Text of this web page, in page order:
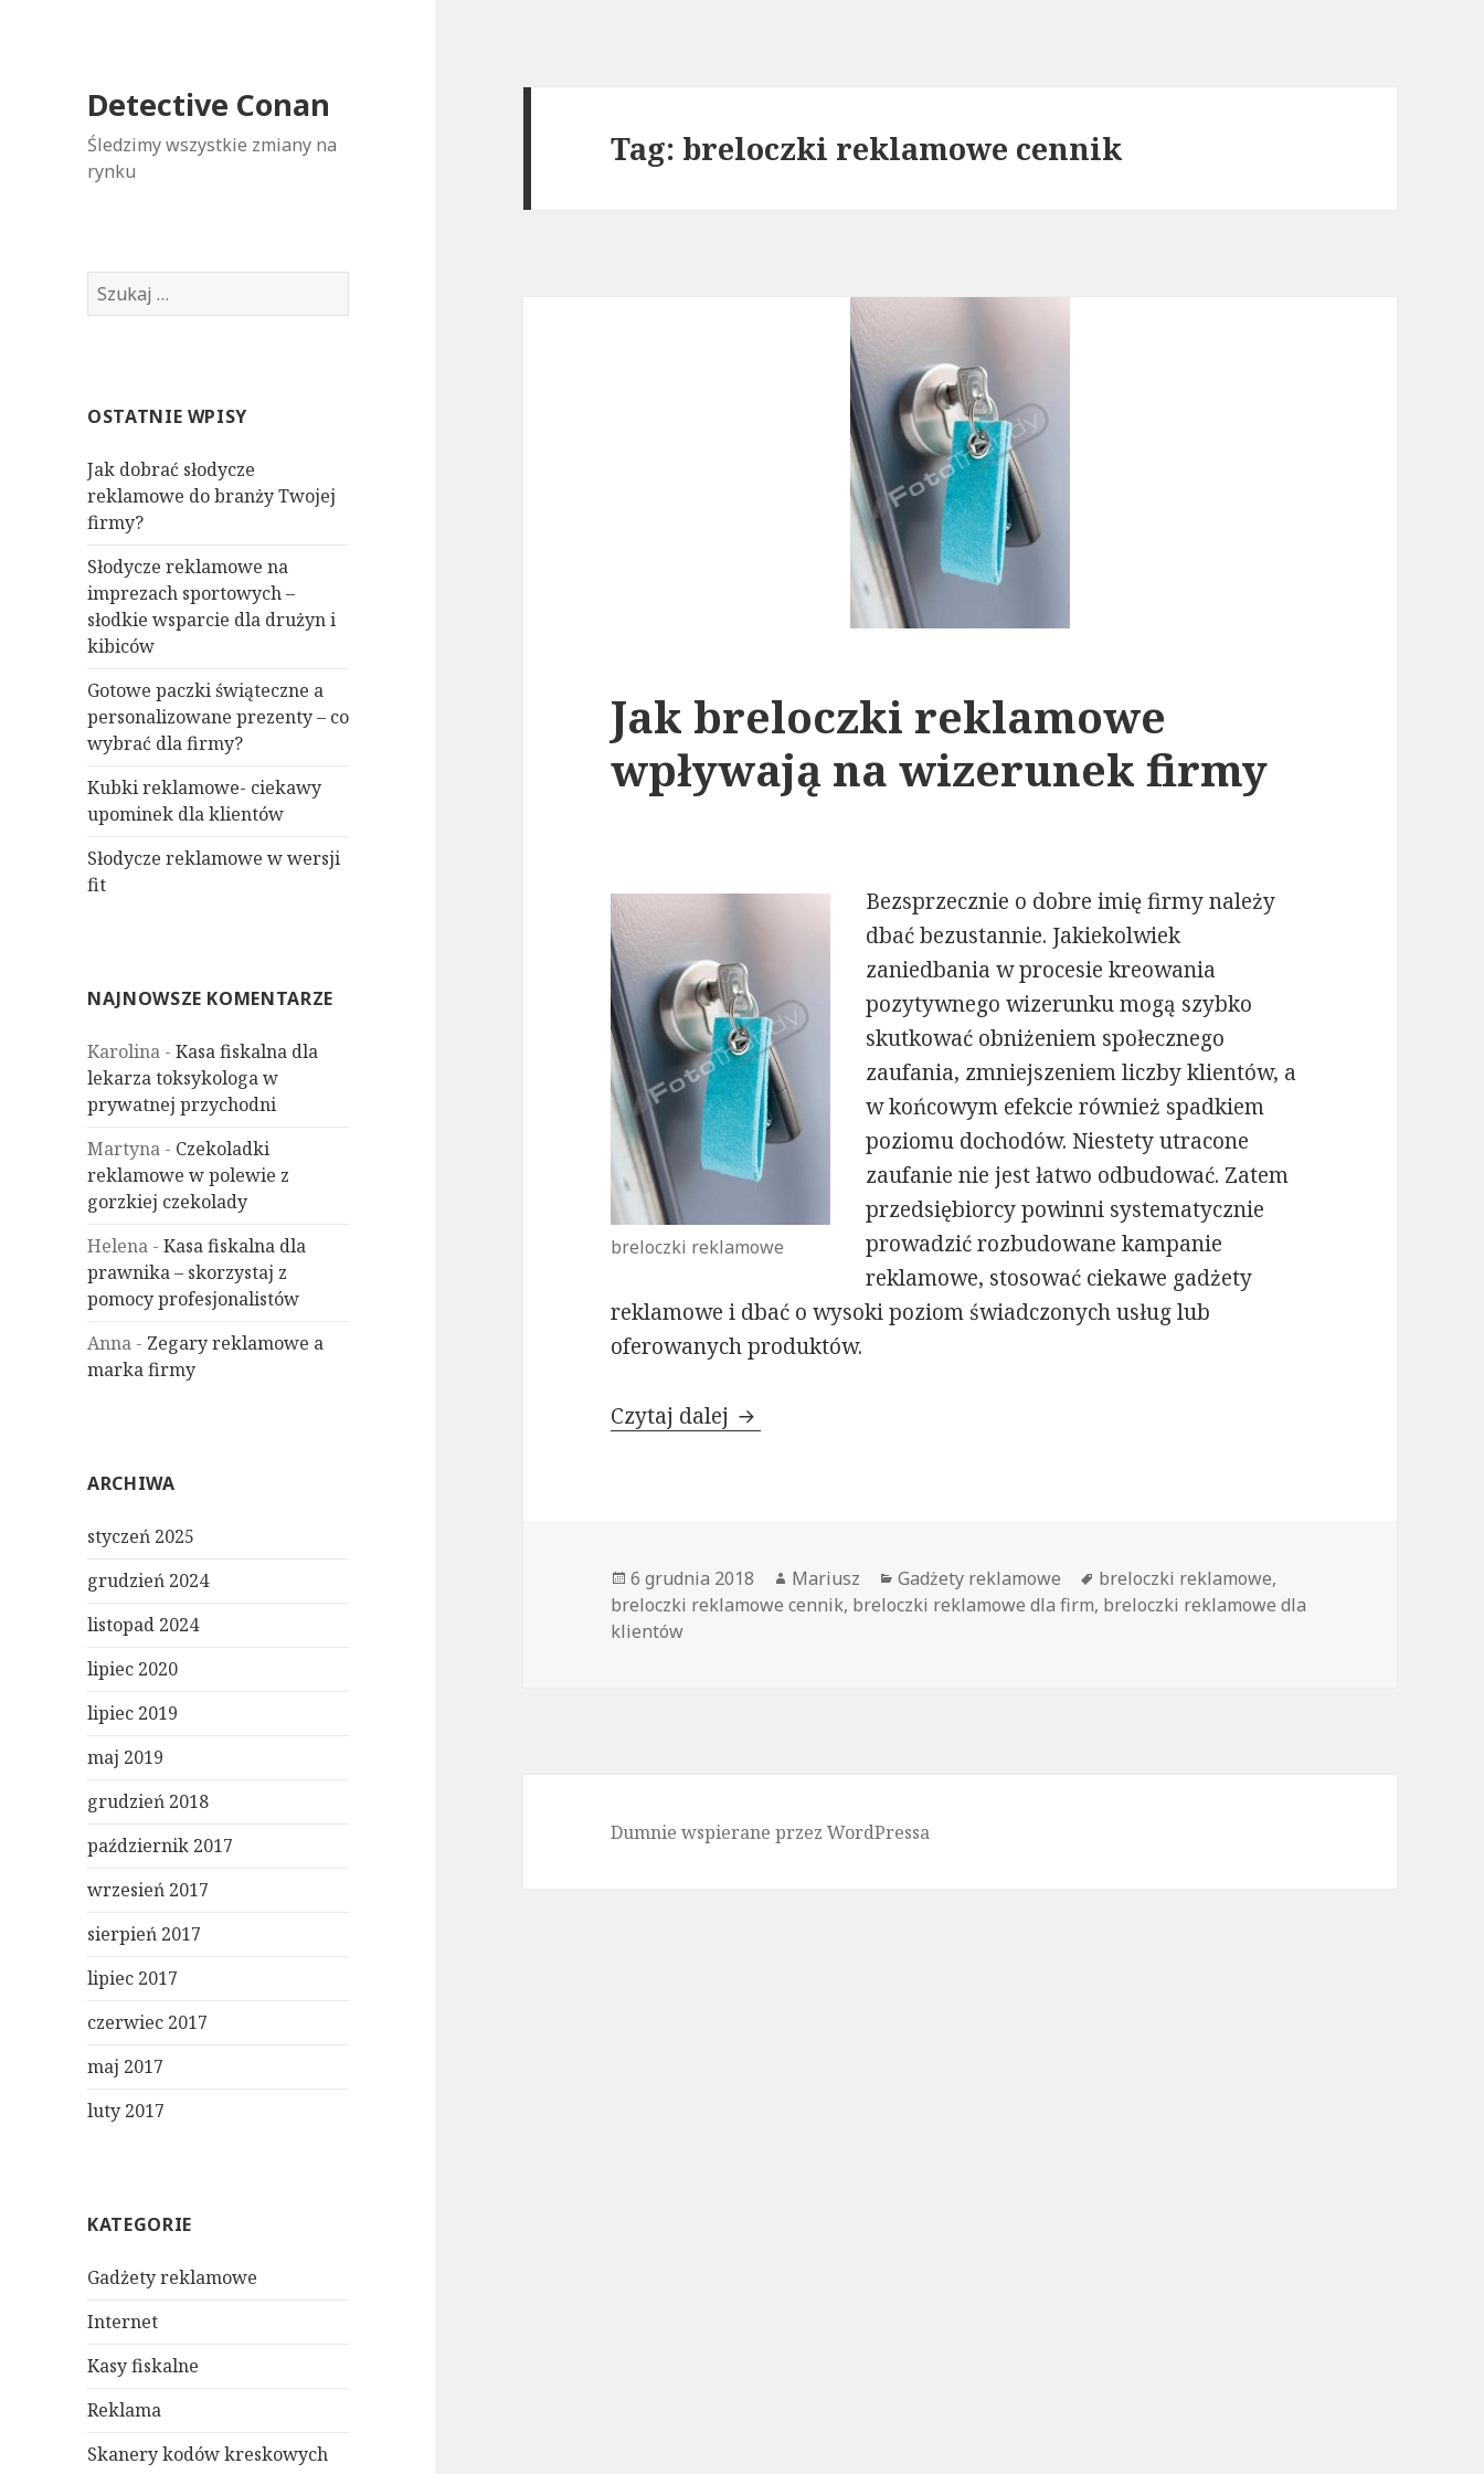
Detective Conan
Śledzimy wszystkie zmiany na
rynku
S
z
j
OSTATNIE WPISY
Jak dobrać słodycze
reklamowe do branży Twojej
firmy?
Słodycze reklamowe na
imprezach sportowych –
słodkie wsparcie dla drużyn i
kibiców
Gotowe paczki świąteczne a
personalizowane prezenty – co
wybrać dla firmy?
Kubki reklamowe- ciekawy
upominek dla klientów
Słodycze reklamowe w wersji
fit
NAJNOWSZE KOMENTARZE
Karolina -Kasa fiskalna dla
lekarza toksykologa w
prywatnej przychodni
Martyna - Czekoladki
reklamowe w polewie z
gorzkiej czekolady
Helena -Kasa fiskalna dla
prawnika – skorzystaj z
pomocy profesjonalistów
Anna - Zegary reklamowe a
marka firmy
ARCHIWA
styczeń 2025
grudzień 2024
listopad 2024
lipiec 2020
lipiec 2019
maj 2019
grudzień 2018
październik 2017
wrzesień 2017
sierpień 2017
lipiec 2017
czerwiec 2017
maj 2017
luty 2017
KATEGORIE
Gadżety reklamowe
Internet
Kasy fiskalne
Reklama
Skanery kodów kreskowych
Tag: breloczki reklamowe cennik
Jak breloczki reklamowe
wpływają na wizerunek firmy
breloczki reklamowe
Bezsprzecznie o dobre imię firmy należy
dbać bezustannie. Jakiekolwiek
zaniedbania w procesie kreowania
pozytywnego wizerunku mogą szybko
skutkować obniżeniem społecznego
zaufania, zmniejszeniem liczby klientów, a
w końcowym efekcie również spadkiem
poziomu dochodów. Niestety utracone
zaufanie nie jest łatwo odbudować. Zatem
przedsiębiorcy powinni systematycznie
prowadzić rozbudowane kampanie
reklamowe, stosować ciekawe gadżety
reklamowe i dbać o wysoki poziom świadczonych usług lub
oferowanych produktów.
Czytaj dalej Jak breloczki reklamowe wpływają na wizerunek firmy
Opublikowano
6 grudnia 2018 Autor
Mariusz Kategorie
Gadżety reklamowe Tagi
breloczki reklamowe,
breloczki reklamowe cennik, breloczki reklamowe dla firm, breloczki reklamowe dla
klientów
Dumnie wspierane przez WordPressa